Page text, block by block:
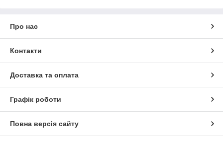
Про нас
Контакти
Доставка та оплата
Графік роботи
Повна версія сайту